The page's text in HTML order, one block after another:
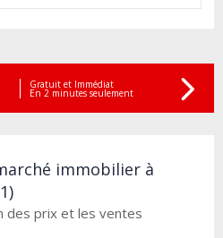
Gratuit et Immédiat
En 2 minutes seulement
immobilier à
des prix et les ventes